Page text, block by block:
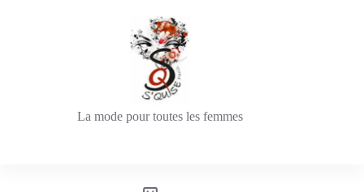
La mode pour toutes les femmes